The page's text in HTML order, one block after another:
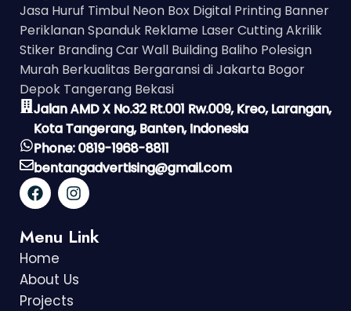
Jasa Huruf Timbul Neon Box Digital Printing Banner
Periklanan Spanduk Reklame Laser Cutting Akrilik
Stiker Branding Car Wall Building Baliho Polesign
Murah Berkualitas Bergaransi di Jakarta Bogor
Depok Tangerang Bekasi
Jalan AMD X No.32 Rt.001 Rw.009, Kreo, Larangan,
Kota Tangerang, Banten, Indonesia
Phone: 0819-1968-8811
bentangadvertising@gmail.com
Menu Link
Home
About Us
Projects